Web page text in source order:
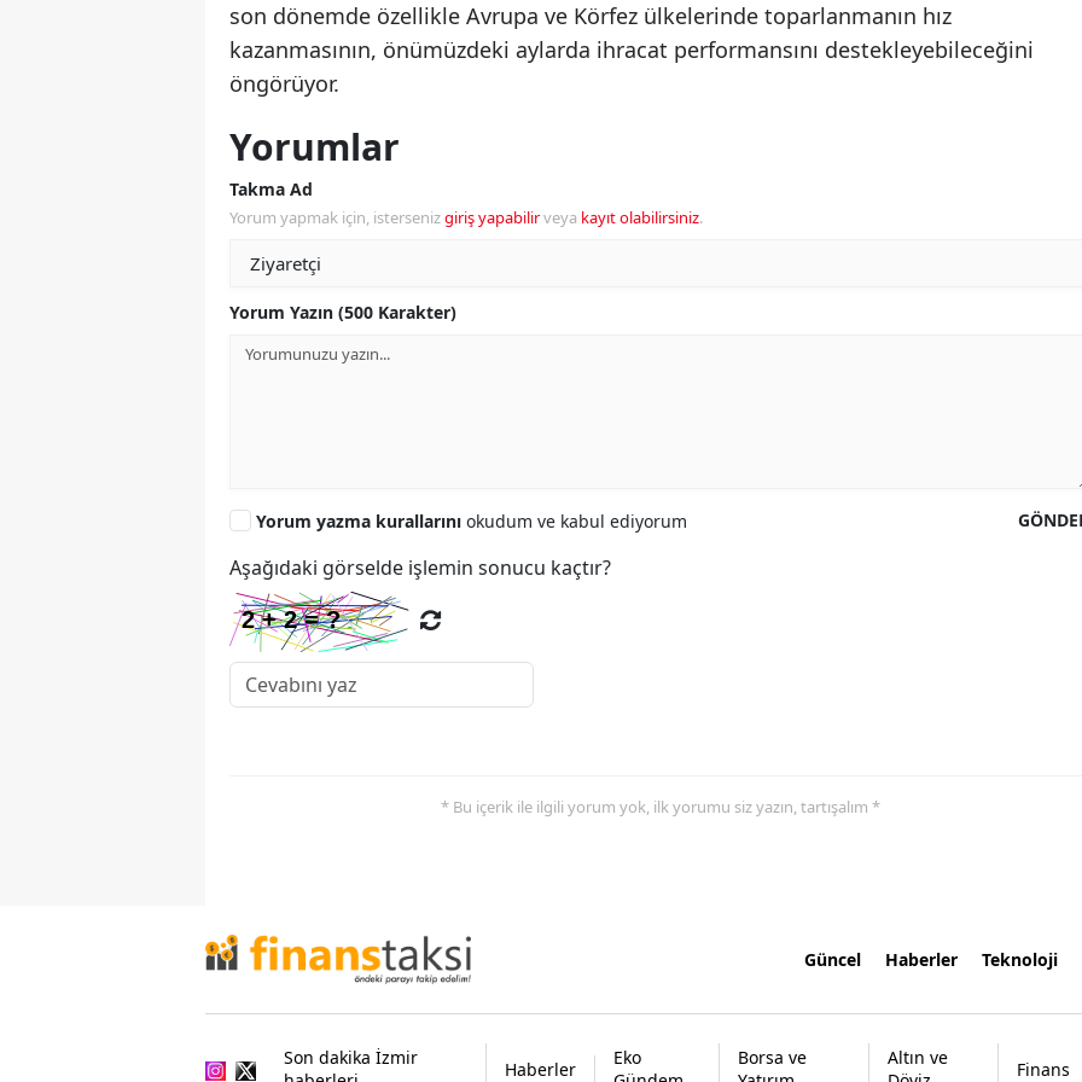
son dönemde özellikle Avrupa ve Körfez ülkelerinde toparlanmanın hız
kazanmasının, önümüzdeki aylarda ihracat performansını destekleyebileceğini
öngörüyor.
Yorumlar
Takma Ad
Yorum yapmak için, istersenizgiriş yapabilirveya kayıt olabilirsiniz.
Yorum Yazın (500 Karakter)
Yorum yazma kurallarını okudum ve kabul ediyorum
Aşağıdaki görselde işlemin sonucu kaçtır?
* Bu içerik ile ilgili yorum yok, ilk yorumu siz yazın, tartışalım *
Güncel Haberler Teknoloji
Son dakika İzmir
Haberler
Eko
Borsa ve
Altın ve
Finans